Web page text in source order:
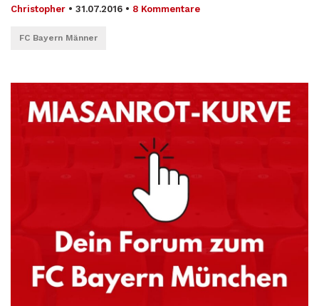
Christopher • 31.07.2016 • 8 Kommentare
FC Bayern Männer